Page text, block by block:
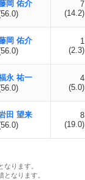
岡 佑介
7
(14.2)
岡 佑介
1
(2.3)
永 祐一
4
(5.0)
田 望来
8
(19.0)
ります。
なります。